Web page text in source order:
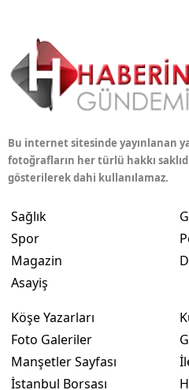
Bu internet sitesinde yayınlanan
fotoğrafların her türlü hakkı
gösterilerek dahi kullanılamaz.
Sağlık
Spor
Magazin
Asayiş
Köşe Yazarları
Foto Galeriler
Manşetler Sayfası
İstanbul Borsası